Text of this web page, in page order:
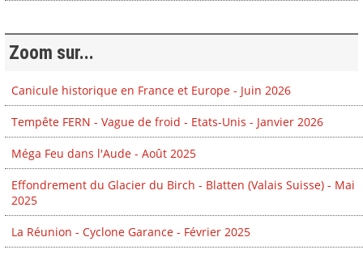
Zoom sur...
Canicule historique en France et Europe - Juin 2026
Tempête FERN - Vague de froid - Etats-Unis - Janvier 2026
Méga Feu dans l'Aude - Août 2025
Effondrement du Glacier du Birch - Blatten (Valais Suisse) - Mai
2025
La Réunion - Cyclone Garance - Février 2025